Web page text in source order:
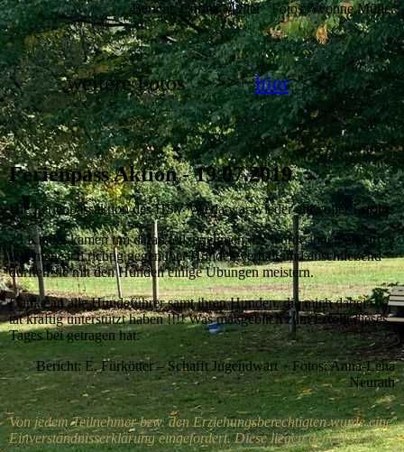
Bericht: Corina Müller Fotos: Yvonne Müller
weitere Fotos >>>hier<<<
Ferienpass Aktion - 19.07.2019
Die Ferienpassaktion des HSV Wieda war wieder ein voller Erfolg.
23 Kinder kamen um daran teilzunehmen. Es wurde ihnen erklärt
wie man sich richtig gegenüber Hunden verhält und anschließend
durften sie mit den Hunden einige Übungen meistern.
Danke an alle Hundeführer samt ihren Hunden, die mich dabei so
tat kräftig unterstützt haben !!!! Was maßgeblich zum Erfolg dieses
Tages bei getragen hat.
Bericht: E. Fürkötter – Schafft Jugendwart Fotos: Anna-Lena
Neurath
Von jedem Teilnehmer bzw. den Erziehungsberechtigten wurde eine
Einverständnisserklärung eingefordert. Diese liegen dem HSV vor.